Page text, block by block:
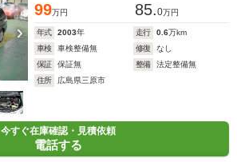
99万円 85.0万円
年式 2003年 走行 0.6万km
車検
車検整備無 修復
なし
保証
保証無 整備
法定整備無
住所
広島県三原市
今すぐ在庫確認・見積依頼
電話する